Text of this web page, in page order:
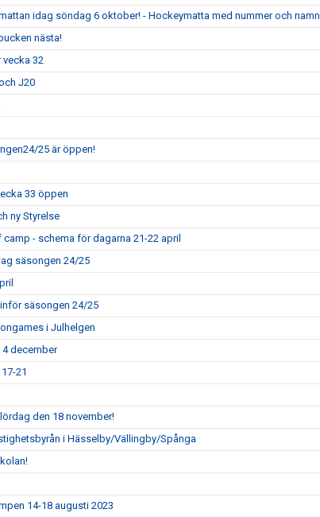
idag söndag 6 oktober! - Hockeymatta med nummer och namn
nästa!
vecka 32
J20
25 är öppen!
33 öppen
ny Styrelse
- schema för dagarna 21-22 april
säsongen 24/25
säsongen 24/25
i Julhelgen
4 december
21
den 18 november!
i Hässelby/Vällingby/Spånga
14-18 augusti 2023